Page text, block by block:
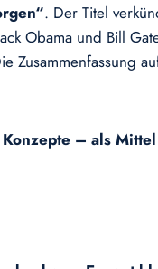
. Der Titel
Obama und Bill
Zusammenfassung
– als